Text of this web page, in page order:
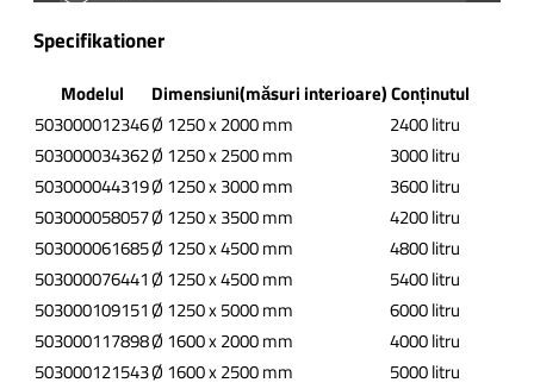
Specifikationer
Modelul Dimensiuni(măsuri interioare)Conținutul
503000012346Ø 1250 x 2000 mm
2400 litru
503000034362Ø 1250 x 2500 mm
3000 litru
503000044319Ø 1250 x 3000 mm
3600 litru
503000058057Ø 1250 x 3500 mm
4200 litru
503000061685Ø 1250 x 4500 mm
4800 litru
503000076441Ø 1250 x 4500 mm
5400 litru
503000109151Ø 1250 x 5000 mm
6000 litru
503000117898Ø 1600 x 2000 mm
4000 litru
503000121543Ø 1600 x 2500 mm
5000 litru